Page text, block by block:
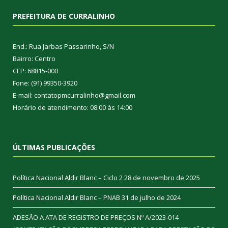
PREFEITURA DE CURRALINHO
End.: Rua Jarbas Passarinho, S/N
Bairro: Centro
CEP: 68815-000
Fone: (91) 99350-3920
E-mail: contatopmcurralinho@gmail.com
Horário de atendimento: 08:00 às 14:00
ÚLTIMAS PUBLICAÇÕES
Política Nacional Aldir Blanc – Ciclo 228 de novembro de 2025
Política Nacional Aldir Blanc – PNAB 31 de julho de 2024
ADESÃO A ATA DE REGISTRO DE PREÇOS Nº A/2023-014